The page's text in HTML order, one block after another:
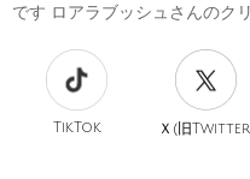
です ロアラブッシュさんのク
TikTok Ｘ(旧